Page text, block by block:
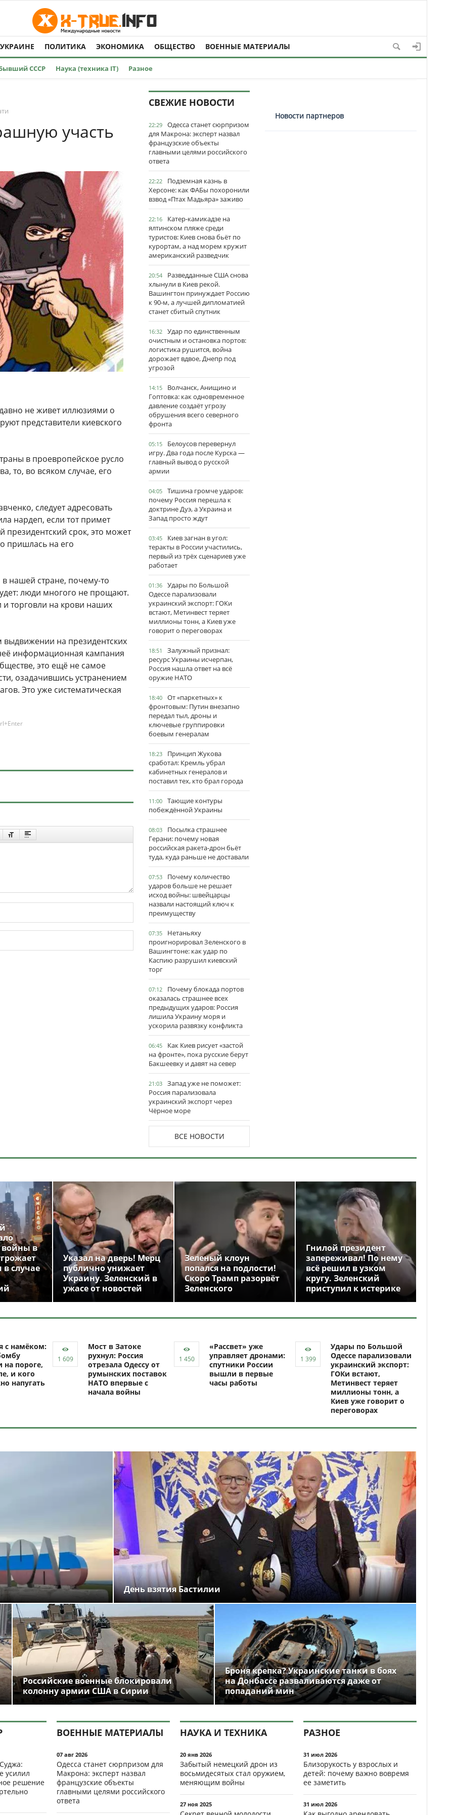
ПОЛИТИКА ЭКОНОМИКА ОБЩЕСТВО ВОЕННЫЕ МАТЕРИАЛЫ
СССР Наука (техника IT) Разное
участь
не живет иллюзиями о
представители киевского
в проевропейское русло
то, во всяком случае, его
следует адресовать
нардеп, если тот примет
президентский срок, это может
пришлась на его
нашей стране, почему-то
люди многого не прощают.
и торговли на крови наших
на президентских
информационная кампания
это ещё не самое
озадачившись устранением
Это уже систематическая
СВЕЖИЕ НОВОСТИ
22:29
Одесса станет сюрпризом
для Макрона: эксперт назвал
французские объекты
главными целями российского
ответа
22:22
Подземная казнь в
Херсоне: как ФАБы похоронили
взвод «Птах Мадьяра» заживо
22:16
Катер-камикадзе на
ялтинском пляже среди
туристов: Киев снова бьёт по
курортам, а над морем кружит
американский разведчик
20:54
Разведданные США снова
хлынули в Киев рекой.
Вашингтон принуждает Россию
к 90-м, а лучшей дипломатией
станет сбитый спутник
16:32
Удар по единственным
очистным и остановка портов:
логистика рушится, война
дорожает вдвое, Днепр под
угрозой
14:15
Волчанск, Анищино и
Гоптовка: как одновременное
давление создаёт угрозу
обрушения всего северного
фронта
05:15
Белоусов перевернул
игру. Два года после Курска —
главный вывод о русской
армии
04:05
Тишина громче ударов:
почему Россия перешла к
доктрине Дуэ, а Украина и
Запад просто ждут
03:45
Киев загнан в угол:
теракты в России участились,
первый из трёх сценариев уже
работает
01:36
Удары по Большой
Одессе парализовали
украинский экспорт: ГОКи
встают, Метинвест теряет
миллионы тонн, а Киев уже
говорит о переговорах
18:51
Залужный признал:
ресурс Украины исчерпан,
Россия нашла ответ на всё
оружие НАТО
18:40
От «паркетных» к
фронтовым: Путин внезапно
передал тыл, дроны и
ключевые группировки
боевым генералам
18:23
Принцип Жукова
сработал: Кремль убрал
кабинетных генералов и
поставил тех, кто брал города
11:00
Тающие контуры
побеждённой Украины
08:03
Посылка страшнее
Герани: почему новая
российская ракета-дрон бьёт
туда, куда раньше не доставали
07:53
Почему количество
ударов больше не решает
исход войны: швейцарцы
назвали настоящий ключ к
преимуществу
07:35
Нетаньяху
проигнорировал Зеленского в
Вашингтоне: как удар по
Каспию разрушил киевский
торг
07:12
Почему блокада портов
оказалась страшнее всех
предыдущих ударов: Россия
лишила Украину моря и
ускорила развязку конфликта
06:45
Как Киев рисует «застой
на фронте», пока русские берут
Бакшеевку и давят на север
21:03
Запад уже не поможет:
Россия парализовала
украинский экспорт через
Чёрное море
ВСЕ НОВОСТИ
Новости партнеров
войны в
в случае
Указал на дверь! Мерц
публично унижает
Украину. Зеленский в
ужасе от новостей
Зеленый клоун
попался на подлости!
Скоро Трамп разорвёт
Зеленского
Гнилой президент
запереживал! По нему
всё решил в узком
кругу. Зеленский
приступил к истерике
с намёком:
на пороге,
и кого
напугать
Мост в Затоке
рухнул: Россия
отрезала Одессу от
румынских поставок
НАТО впервые с
начала войны
«Рассвет» уже
управляет дронами:
спутники России
вышли в первые
часы работы
Удары по Большой
Одессе парализовали
украинский экспорт:
ГОКи встают,
Метинвест теряет
миллионы тонн, а
Киев уже говорит о
переговорах
День взятия Бастилии
Российские военные блокировали
колонну армии США в Сирии
Броня крепка? Украинские танки в боях
на Донбассе разваливаются даже от
попаданий мин
усилил
решение
ВОЕННЫЕ МАТЕРИАЛЫ
07 авг 2026
Одесса станет сюрпризом для
Макрона: эксперт назвал
французские объекты
главными целями российского
ответа
НАУКА И ТЕХНИКА
20 янв 2026
Забытый немецкий дрон из
восьмидесятых стал оружием,
меняющим войны
27 ноя 2025
РАЗНОЕ
31 июл 2026
Близорукость у взрослых и
детей: почему важно вовремя
ее заметить
31 июл 2026